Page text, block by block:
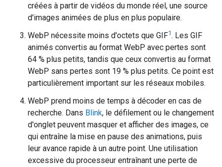
créées à partir de vidéos du monde réel, une source
d'images animées de plus en plus populaire.
WebP nécessite moins d'octets que GIF1. Les GIF
animés convertis au format WebP avec pertes sont
64 % plus petits, tandis que ceux convertis au format
WebP sans pertes sont 19 % plus petits. Ce point est
particulièrement important sur les réseaux mobiles.
WebP prend moins de temps à décoder en cas de
recherche. Dans Blink, le défilement ou le changement
d'onglet peuvent masquer et afficher des images, ce
qui entraîne la mise en pause des animations, puis
leur avance rapide à un autre point. Une utilisation
excessive du processeur entraînant une perte de